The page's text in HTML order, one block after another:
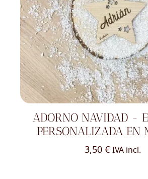
ADORNO NAVIDAD -
PERSONALIZADA EN
3,50 € IVA incl.